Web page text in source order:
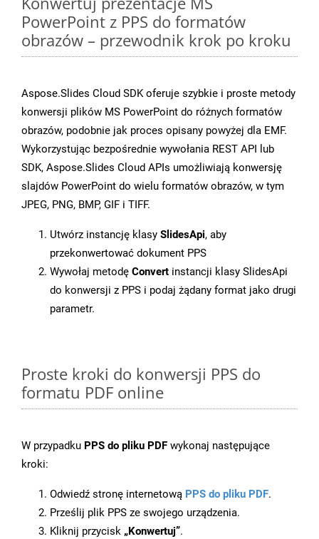
PowerPoint z PPS do formatów
obrazów – przewodnik krok po kroku
Aspose.Slides Cloud SDK oferuje szybkie i proste metody
konwersji plików MS PowerPoint do różnych formatów
obrazów, podobnie jak proces opisany powyżej dla EMF.
Wykorzystując bezpośrednie wywołania REST API lub
SDK, Aspose.Slides Cloud APIs umożliwiają konwersję
slajdów PowerPoint do wielu formatów obrazów, w tym
JPEG, PNG, BMP, GIF i TIFF.
Utwórz instancję klasy SlidesApi, aby
przekonwertować dokument PPS
Wywołaj metodę Convert instancji klasy SlidesApi
do konwersji z PPS i podaj żądany format jako drugi
parametr.
Proste kroki do konwersji PPS do
formatu PDF online
W przypadku PPS do pliku PDF wykonaj następujące
kroki:
Odwiedź stronę internetową PPS do pliku PDF.
Prześlij plik PPS ze swojego urządzenia.
Kliknij przycisk „Konwertuj”.